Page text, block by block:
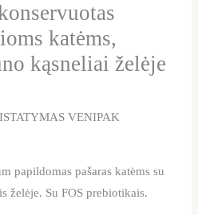
katėms,
kąsneliai želėje
VENIPAK
papildomas pašaras katėms su
želėje. Su FOS prebiotikais.